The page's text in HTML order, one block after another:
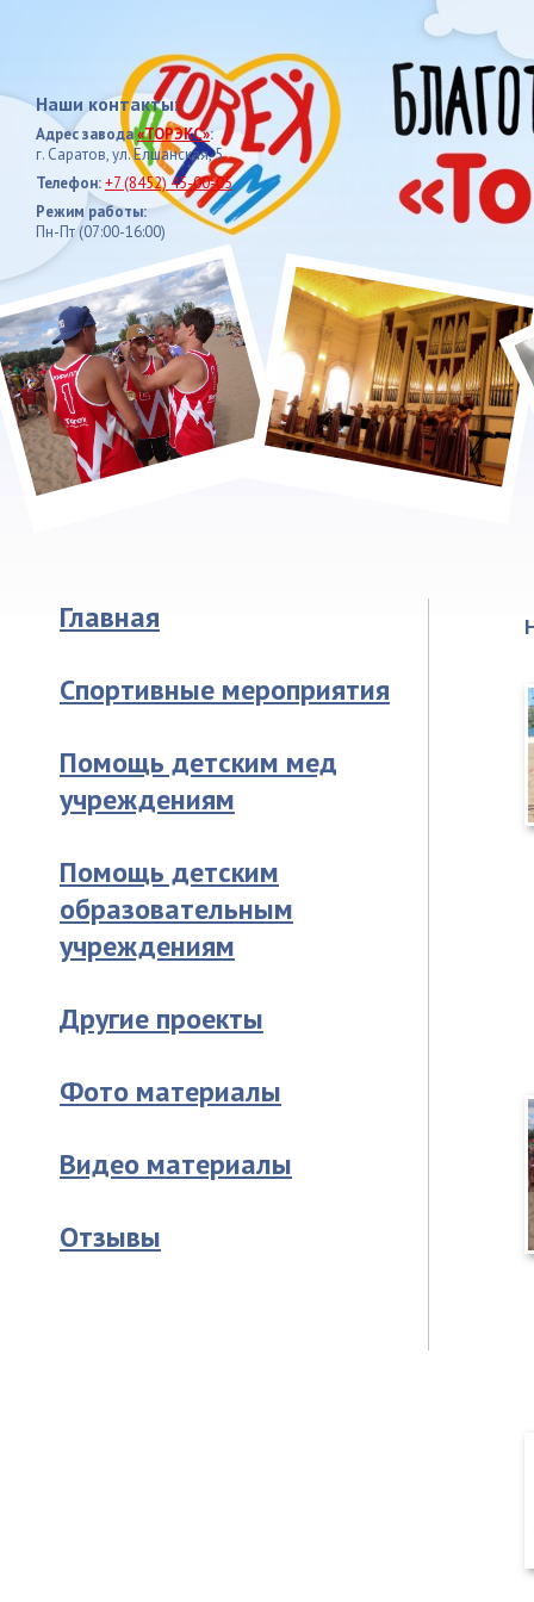
Наши контакты:
Адрес завода«ТОРЭКС»:
г. Саратов, ул. Елшанская, 5
Телефон:+7 (8452) 45-00-05
Режим работы:
Пн-Пт (07:00-16:00)
Главная
Спортивные мероприятия
Помощь детским мед
учреждениям
Помощь детским
образовательным
учреждениям
Другие проекты
Фото материалы
Видео материалы
Отзывы